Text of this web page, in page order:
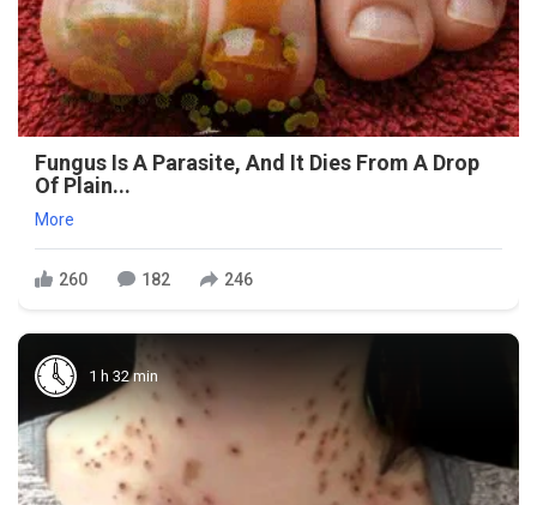
Fungus Is A Parasite, And It Dies From A Drop
Of Plain...
More
260 182 246
1 h 32 min